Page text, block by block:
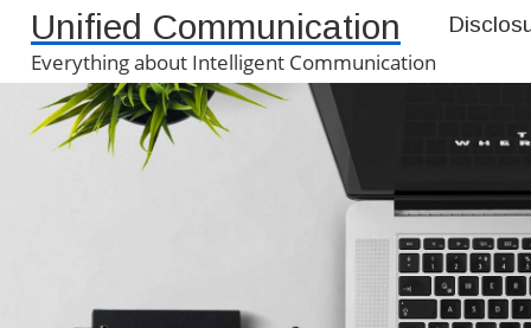
Unified Communication
Everything about Intelligent Communication